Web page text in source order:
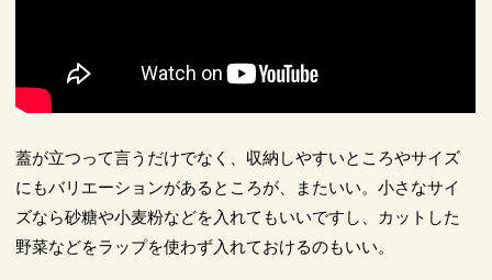
蓋が立つって言うだけでなく、収納しやすいところやサイズ
にもバリエーションがあるところが、またいい。小さなサイ
ズなら砂糖や小麦粉などを入れてもいいですし、カットした
野菜などをラップを使わず入れておけるのもいい。